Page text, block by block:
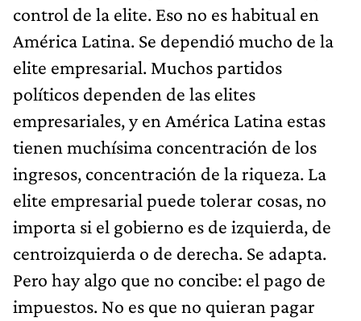
control de la elite. Eso no es habitual en
América Latina. Se dependió mucho de la
elite empresarial. Muchos partidos
políticos dependen de las elites
empresariales, y en América Latina estas
tienen muchísima concentración de los
ingresos, concentración de la riqueza. La
elite empresarial puede tolerar cosas, no
importa si el gobierno es de izquierda, de
centroizquierda o de derecha. Se adapta.
Pero hay algo que no concibe: el pago de
impuestos. No es que no quieran pagar